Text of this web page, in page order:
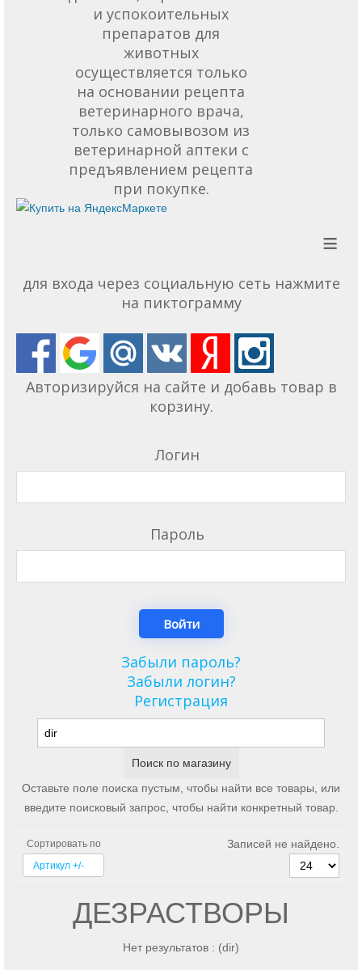
и успокоительных
препаратов для
животных
осуществляется только
на основании рецепта
ветеринарного врача,
только самовывозом из
ветеринарной аптеки с
предъявлением рецепта
при покупке.
≡
для входа через социальную сеть нажмите
на пиктограмму
Авторизируйся на сайте и добавь товар в
корзину.
Логин
Пароль
Забыли пароль?
Забыли логин?
Регистрация
Оставьте поле поиска пустым, чтобы найти все товары, или
введите поисковый запрос, чтобы найти конкретный товар.
Сортировать по
Артикул +/-
Записей не найдено.
ДЕЗРАСТВОРЫ
Нет результатов : (dir)